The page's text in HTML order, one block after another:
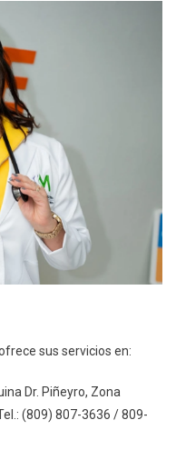
sus servicios en:
Dr. Piñeyro, Zona
(809) 807-3636 / 809-